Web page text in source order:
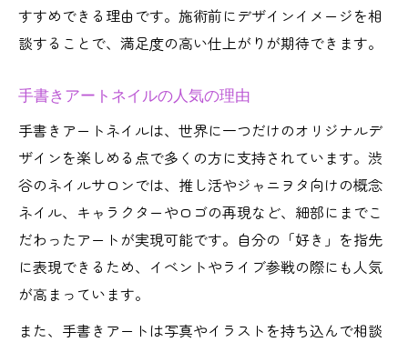
すすめできる理由です。施術前にデザインイメージを相
談することで、満足度の高い仕上がりが期待できます。
手書きアートネイルの人気の理由
手書きアートネイルは、世界に一つだけのオリジナルデ
ザインを楽しめる点で多くの方に支持されています。渋
谷のネイルサロンでは、推し活やジャニヲタ向けの概念
ネイル、キャラクターやロゴの再現など、細部にまでこ
だわったアートが実現可能です。自分の「好き」を指先
に表現できるため、イベントやライブ参戦の際にも人気
が高まっています。
また、手書きアートは写真やイラストを持ち込んで相談